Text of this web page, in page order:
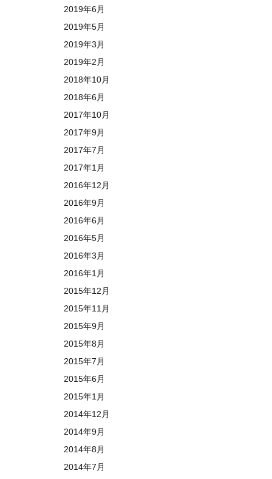
2019年6月
2019年5月
2019年3月
2019年2月
2018年10月
2018年6月
2017年10月
2017年9月
2017年7月
2017年1月
2016年12月
2016年9月
2016年6月
2016年5月
2016年3月
2016年1月
2015年12月
2015年11月
2015年9月
2015年8月
2015年7月
2015年6月
2015年1月
2014年12月
2014年9月
2014年8月
2014年7月